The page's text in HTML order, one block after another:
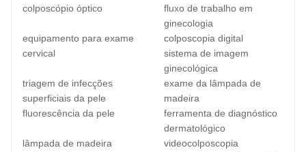
colposcópio óptico
fluxo de trabalho em
ginecologia
equipamento para exame
cervical
colposcopia digital
sistema de imagem
ginecológica
triagem de infecções
superficiais da pele
exame da lâmpada de
madeira
fluorescência da pele
ferramenta de diagnóstico
dermatológico
lâmpada de madeira
videocolposcopia